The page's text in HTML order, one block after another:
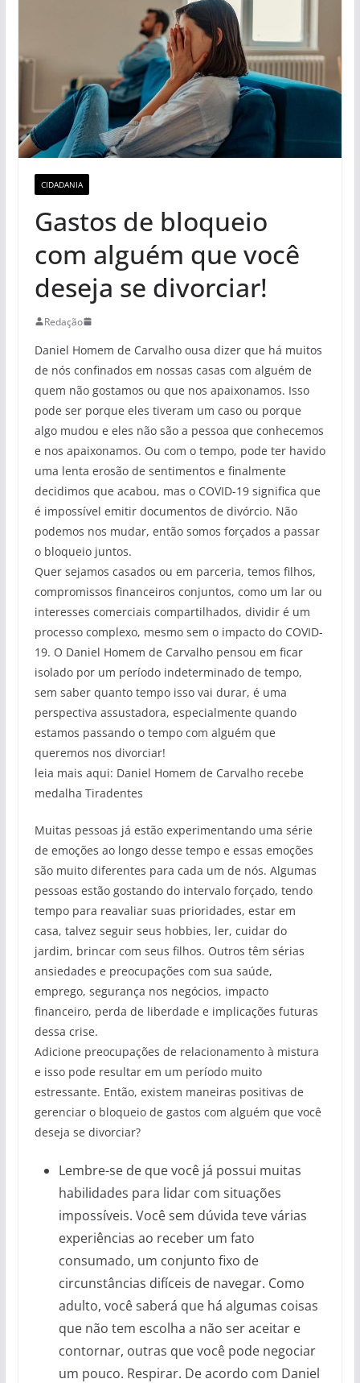
CIDADANIA
Gastos de bloqueio
com alguém que você
deseja se divorciar!
Redação
Daniel Homem de Carvalho ousa dizer que há muitos
de nós confinados em nossas casas com alguém de
quem não gostamos ou que nos apaixonamos. Isso
pode ser porque eles tiveram um caso ou porque
algo mudou e eles não são a pessoa que conhecemos
e nos apaixonamos. Ou com o tempo, pode ter havido
uma lenta erosão de sentimentos e finalmente
decidimos que acabou, mas o COVID-19 significa que
é impossível emitir documentos de divórcio. Não
podemos nos mudar, então somos forçados a passar
o bloqueio juntos.
Quer sejamos casados ou em parceria, temos filhos,
compromissos financeiros conjuntos, como um lar ou
interesses comerciais compartilhados, dividir é um
processo complexo, mesmo sem o impacto do COVID-
19. O Daniel Homem de Carvalho pensou em ficar
isolado por um período indeterminado de tempo,
sem saber quanto tempo isso vai durar, é uma
perspectiva assustadora, especialmente quando
estamos passando o tempo com alguém que
queremos nos divorciar!
leia mais aqui: Daniel Homem de Carvalho recebe
medalha Tiradentes
Muitas pessoas já estão experimentando uma série
de emoções ao longo desse tempo e essas emoções
são muito diferentes para cada um de nós. Algumas
pessoas estão gostando do intervalo forçado, tendo
tempo para reavaliar suas prioridades, estar em
casa, talvez seguir seus hobbies, ler, cuidar do
jardim, brincar com seus filhos. Outros têm sérias
ansiedades e preocupações com sua saúde,
emprego, segurança nos negócios, impacto
financeiro, perda de liberdade e implicações futuras
dessa crise.
Adicione preocupações de relacionamento à mistura
e isso pode resultar em um período muito
estressante. Então, existem maneiras positivas de
gerenciar o bloqueio de gastos com alguém que você
deseja se divorciar?
Lembre-se de que você já possui muitas
habilidades para lidar com situações
impossíveis. Você sem dúvida teve várias
experiências ao receber um fato
consumado, um conjunto fixo de
circunstâncias difíceis de navegar. Como
adulto, você saberá que há algumas coisas
que não tem escolha a não ser aceitar e
contornar, outras que você pode negociar
um pouco. Respirar. De acordo com Daniel